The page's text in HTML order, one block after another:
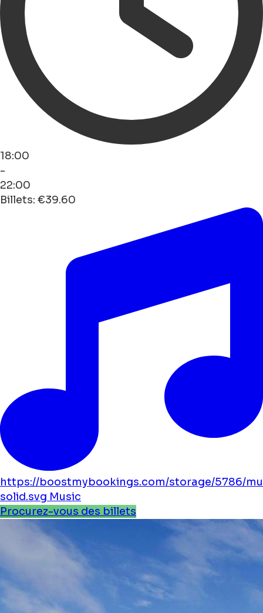
18:00
-
22:00
Billets: €39.60
https://boostmybookings.com/storage/5786/
solid.svg Music
Procurez-vous des billets